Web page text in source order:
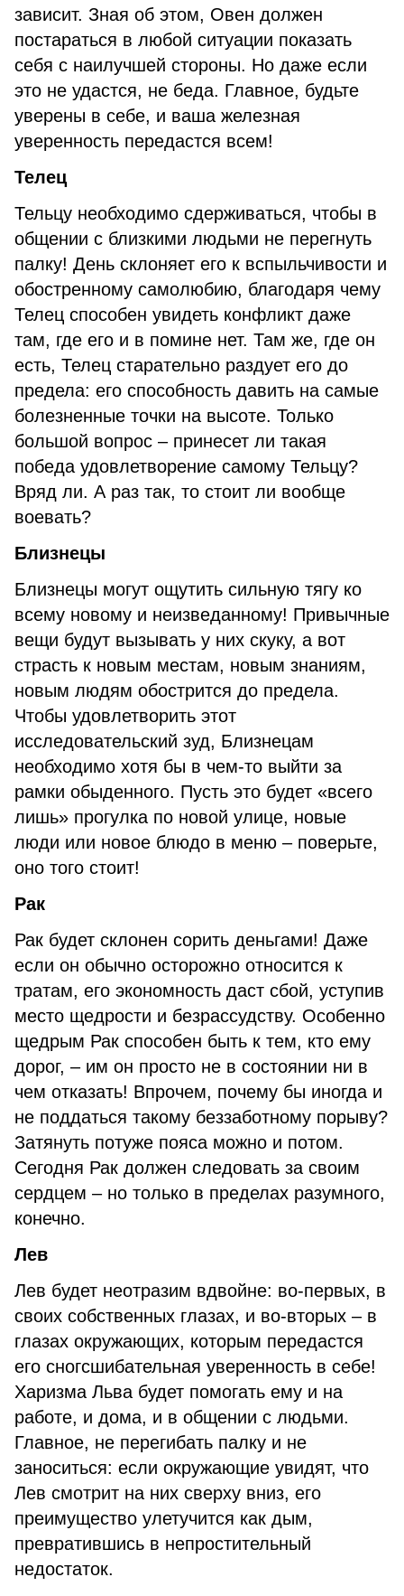
зависит. Зная об этом, Овен должен
постараться в любой ситуации показать
себя с наилучшей стороны. Но даже если
это не удастся, не беда. Главное, будьте
уверены в себе, и ваша железная
уверенность передастся всем!
Телец
Тельцу необходимо сдерживаться, чтобы в
общении с близкими людьми не перегнуть
палку! День склоняет его к вспыльчивости и
обостренному самолюбию, благодаря чему
Телец способен увидеть конфликт даже
там, где его и в помине нет. Там же, где он
есть, Телец старательно раздует его до
предела: его способность давить на самые
болезненные точки на высоте. Только
большой вопрос – принесет ли такая
победа удовлетворение самому Тельцу?
Вряд ли. А раз так, то стоит ли вообще
воевать?
Близнецы
Близнецы могут ощутить сильную тягу ко
всему новому и неизведанному! Привычные
вещи будут вызывать у них скуку, а вот
страсть к новым местам, новым знаниям,
новым людям обострится до предела.
Чтобы удовлетворить этот
исследовательский зуд, Близнецам
необходимо хотя бы в чем-то выйти за
рамки обыденного. Пусть это будет «всего
лишь» прогулка по новой улице, новые
люди или новое блюдо в меню – поверьте,
оно того стоит!
Рак
Рак будет склонен сорить деньгами! Даже
если он обычно осторожно относится к
тратам, его экономность даст сбой, уступив
место щедрости и безрассудству. Особенно
щедрым Рак способен быть к тем, кто ему
дорог, – им он просто не в состоянии ни в
чем отказать! Впрочем, почему бы иногда и
не поддаться такому беззаботному порыву?
Затянуть потуже пояса можно и потом.
Сегодня Рак должен следовать за своим
сердцем – но только в пределах разумного,
конечно.
Лев
Лев будет неотразим вдвойне: во-первых, в
своих собственных глазах, и во-вторых – в
глазах окружающих, которым передастся
его сногсшибательная уверенность в себе!
Харизма Льва будет помогать ему и на
работе, и дома, и в общении с людьми.
Главное, не перегибать палку и не
заноситься: если окружающие увидят, что
Лев смотрит на них сверху вниз, его
преимущество улетучится как дым,
превратившись в непростительный
недостаток.